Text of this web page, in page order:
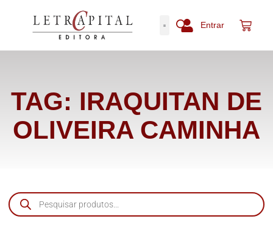
Entrar
TAG: IRAQUITAN DE
OLIVEIRA CAMINHA